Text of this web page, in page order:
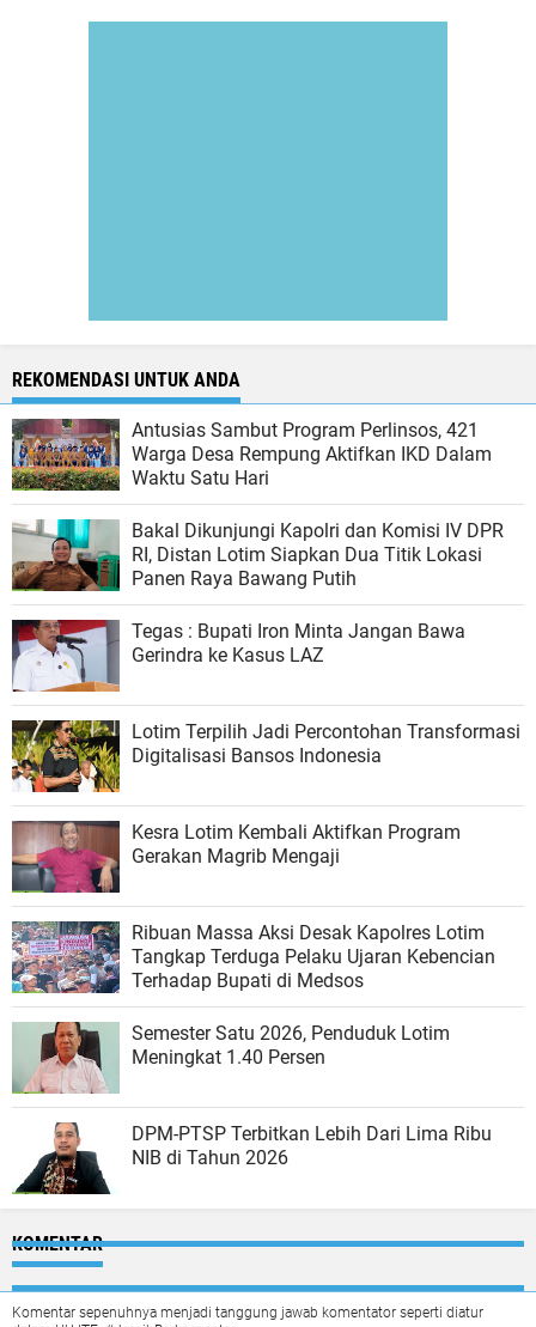
REKOMENDASI UNTUK ANDA
Antusias Sambut Program Perlinsos, 421
Warga Desa Rempung Aktifkan IKD Dalam
Waktu Satu Hari
Bakal Dikunjungi Kapolri dan Komisi IV DPR
RI, Distan Lotim Siapkan Dua Titik Lokasi
Panen Raya Bawang Putih
Tegas : Bupati Iron Minta Jangan Bawa
Gerindra ke Kasus LAZ
Lotim Terpilih Jadi Percontohan Transformasi
Digitalisasi Bansos Indonesia
Kesra Lotim Kembali Aktifkan Program
Gerakan Magrib Mengaji
Ribuan Massa Aksi Desak Kapolres Lotim
Tangkap Terduga Pelaku Ujaran Kebencian
Terhadap Bupati di Medsos
Semester Satu 2026, Penduduk Lotim
Meningkat 1.40 Persen
DPM-PTSP Terbitkan Lebih Dari Lima Ribu
NIB di Tahun 2026
KOMENTAR
Komentar sepenuhnya menjadi tanggung jawab komentator seperti diatur